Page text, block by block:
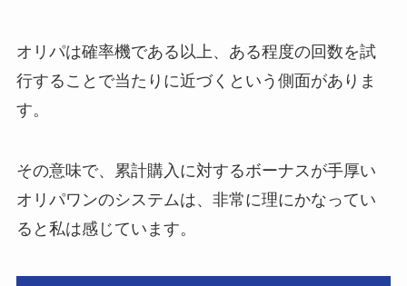
オリパは確率機である以上、ある程度の回数を試
行することで当たりに近づくという側面がありま
す。
その意味で、累計購入に対するボーナスが手厚い
オリパワンのシステムは、非常に理にかなってい
ると私は感じています。